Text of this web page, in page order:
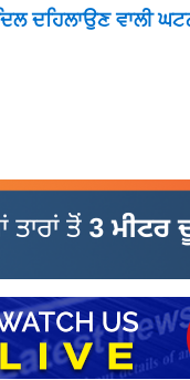
ਦਹਿਲਾਉਣ ਵਾਲੀ